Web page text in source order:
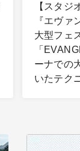
【スタジ
『エヴァ
大型フェ
「
ーナでの
いたテク